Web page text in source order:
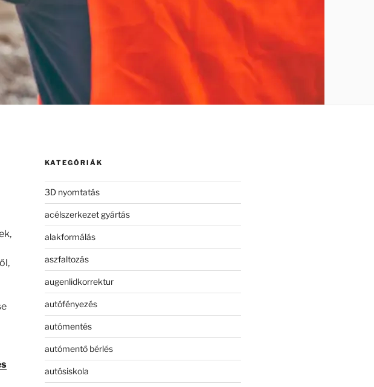
KATEGÓRIÁK
3D nyomtatás
acélszerkezet gyártás
alakformálás
aszfaltozás
augenlidkorrektur
autófényezés
autómentés
autómentő bérlés
autósiskola